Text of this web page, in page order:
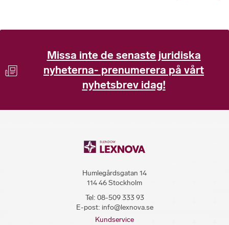
Missa inte de senaste juridiska
nyheterna- prenumerera på vårt
nyhetsbrev idag!
Humlegårdsgatan 14
114 46 Stockholm
Tel: 08-509 333 93
E-post: info@lexnova.se
Kundservice